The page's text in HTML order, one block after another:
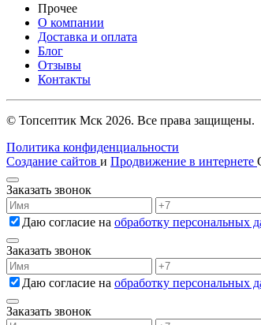
Прочее
О компании
Доставка и оплата
Блог
Отзывы
Контакты
© Топсептик Мск 2026. Все права защищены.
Политика конфиденциальности
Создание сайтов и Продвижение в интернете
Заказать звонок
Даю согласие на обработку персональных
Заказать звонок
Даю согласие на обработку персональных
Заказать звонок